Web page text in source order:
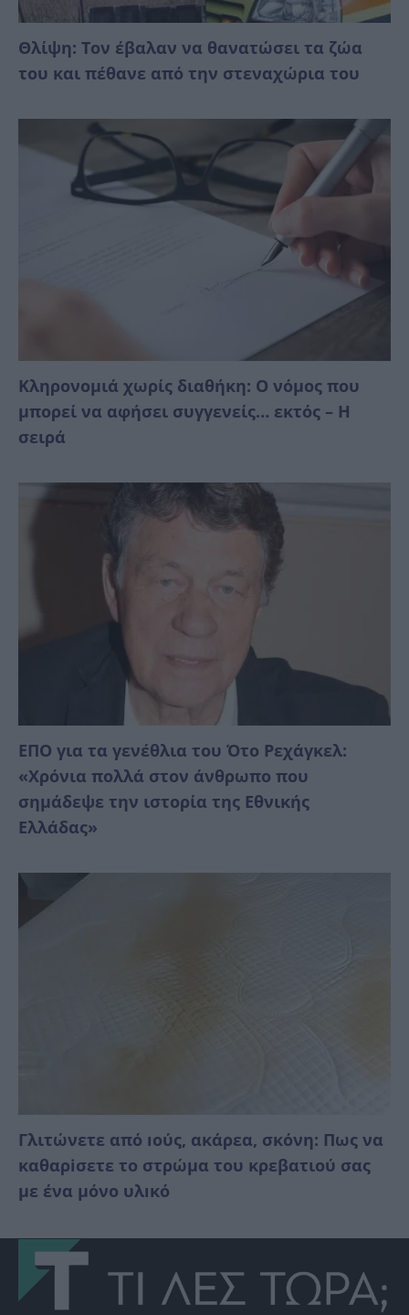
Θλίψη: Τον έβαλαν να θανατώσει τα ζώα
του και πέθανε από την στεναχώρια του
Κληρονομιά χωρίς διαθήκη: Ο νόμος που
μπορεί να αφήσει συγγενείς… εκτός – Η
σειρά
ΕΠΟ για τα γενέθλια του Ότο Ρεχάγκελ:
«Χρόνια πολλά στον άνθρωπο που
σημάδεψε την ιστορία της Εθνικής
Ελλάδας»
Γλιτώνετε από ıούς, ακάρεα, σκόνη: Πως να
καθαρiσετε το στρώμα του κρεβατιού σας
με ένα μόνο υλıκό